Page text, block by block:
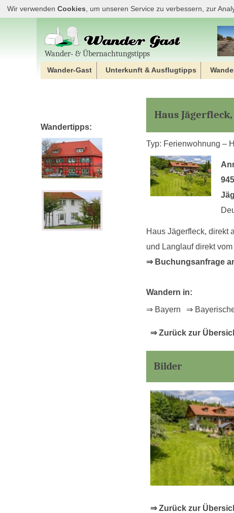
Wir verwenden Cookies , um unseren Service zu verbessern, zur
Wander‐ & Übernachtungstipps
Wander-Gast Unterkunft & Ausflugtipps
Wandertipps:
Haus
Typ: Ferienwohnung –
Haus Jägerfleck, direkt
und Langlauf direkt
⇒ Buchungsanfrage
Wandern in:
⇒ Bayern ⇒
⇒ Zurück zur
Bilder
⇒ Zurück zur